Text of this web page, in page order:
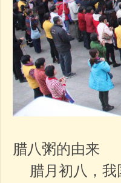
腊八粥的由来
腊月初八，我